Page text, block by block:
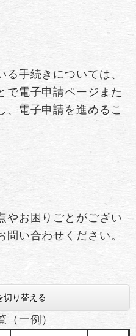
る手続きについては、
で電子申請ページまた
、電子申請を進めるこ
やお困りごとがござい
問い合わせください。
切り替える
一例）